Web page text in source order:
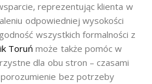
reprezentując klienta w
odpowiedniej wysokości
wszystkich formalności z
Toruń może także pomóc w
dla obu stron – czasami
bez potrzeby